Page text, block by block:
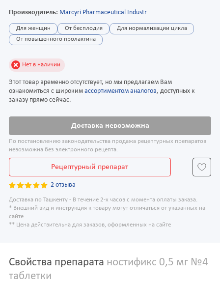
Производитель: Marcyri Pharmaceutical Industr
Для женщин От бесплодия
Для нормализации цикла
От повышенного пролактина
Нет в наличии
Этот товар временно отсутствует, но мы предлагаем Вам
ознакомиться с широким ассортиментом аналогов, доступных к
заказу прямо сейчас.
Доставка невозможна
По постановлению законодательства продажа рецептурных препаратов
невозможна без электронного рецепта.
Рецептурный препарат
2 отзыва
Доставка по Ташкенту - В течение 2-х часов с момента оплаты заказа.
* Внешний вид и инструкция к товару могут отличаться от указанных на
сайте
** Цена действительна для заказов, оформленных на сайте
Свойства препарата ностификс 0,5 мг №4
таблетки